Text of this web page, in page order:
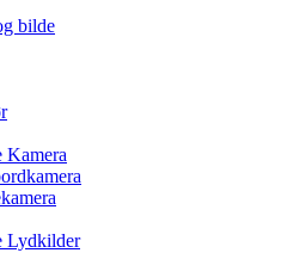
bilde
Kamera
Lydkilder